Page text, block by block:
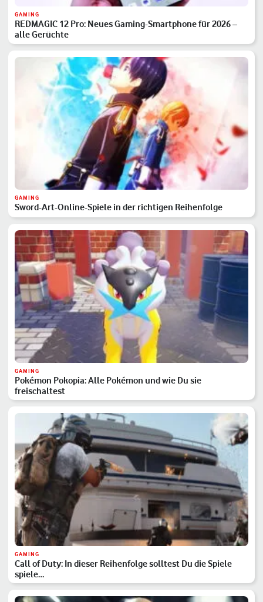
GAMING
REDMAGIC 12 Pro: Neues Gaming-Smartphone für 2026 –
alle Gerüchte
GAMING
Sword-Art-Online-Spiele in der richtigen Reihenfolge
GAMING
Pokémon Pokopia: Alle Pokémon und wie Du sie
freischaltest
GAMING
Call of Duty: In dieser Reihenfolge solltest Du die Spiele
spiele…